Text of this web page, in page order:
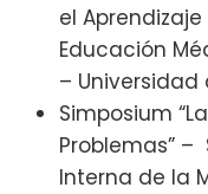
el
Educación
– Universidad
Simposium
Problemas”
Interna de la